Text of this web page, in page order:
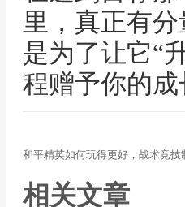
里，真正有
是为了让它“
程赠予你的成
和平精英如何玩得更好，战术竞技
相关文章